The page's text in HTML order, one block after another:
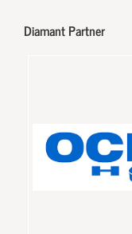
Diamant Partner